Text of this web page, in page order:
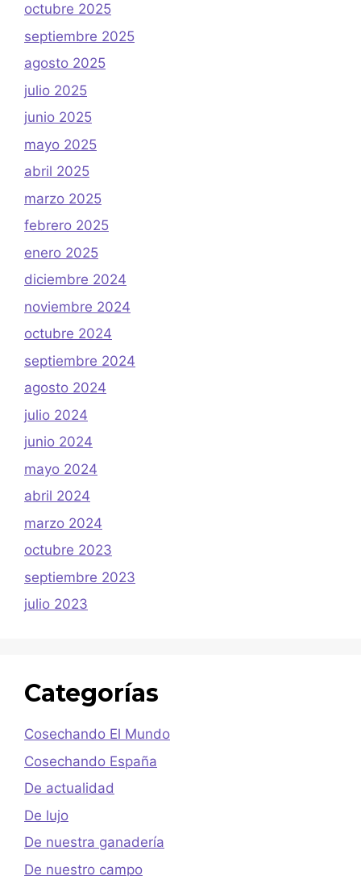
octubre 2025
septiembre 2025
agosto 2025
julio 2025
junio 2025
mayo 2025
abril 2025
marzo 2025
febrero 2025
enero 2025
diciembre 2024
noviembre 2024
octubre 2024
septiembre 2024
agosto 2024
julio 2024
junio 2024
mayo 2024
abril 2024
marzo 2024
octubre 2023
septiembre 2023
julio 2023
Categorías
Cosechando El Mundo
Cosechando España
De actualidad
De lujo
De nuestra ganadería
De nuestro campo